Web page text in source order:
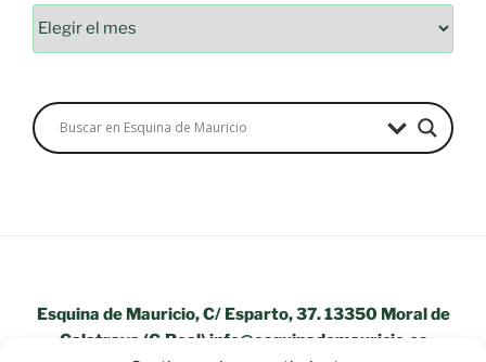
Archivos
Esquina de Mauricio, C/ Esparto, 37. 13350 Moral de
Calatrava (C.Real) info@esquinademauricio.es